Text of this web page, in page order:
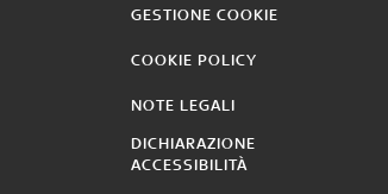
GESTIONE COOKIE
COOKIE POLICY
NOTE LEGALI
DICHIARAZIONE
ACCESSIBILITÀ